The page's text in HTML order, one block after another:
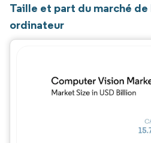
Taille et part du marché de
ordinateur